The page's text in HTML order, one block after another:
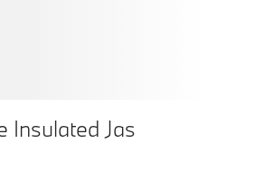
Insulated Jas